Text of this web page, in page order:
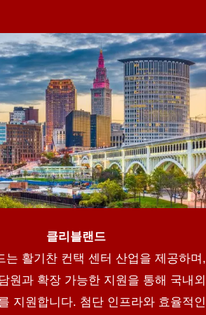
클리블랜드
는 활기찬 컨택 센터 산업을 제공하며,
원과 확장 가능한 지원을 통해 국내외
지원합니다. 첨단 인프라와 효율적인